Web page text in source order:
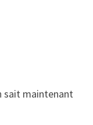
sait maintenant